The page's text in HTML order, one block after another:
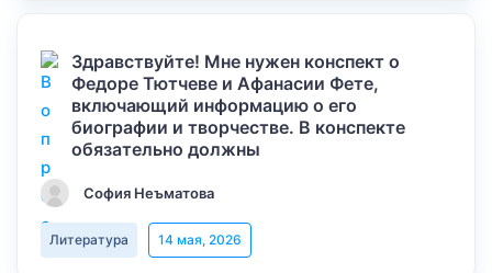
Здравствуйте! Мне нужен конспект о
Федоре Тютчеве и Афанасии Фете,
включающий информацию о его
биографии и творчестве. В конспекте
обязательно должны
София Неъматова
Литература 14 мая, 2026